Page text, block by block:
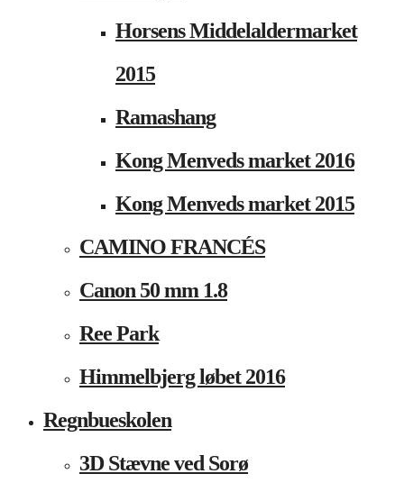
Horsens Middelaldermarket
2015
Ramashang
Kong Menveds market 2016
Kong Menveds market 2015
CAMINO FRANCÉS
Canon 50 mm 1.8
Ree Park
Himmelbjerg løbet 2016
Regnbueskolen
3D Stævne ved Sorø